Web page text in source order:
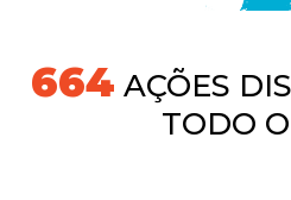
718AÇÕES
TODO